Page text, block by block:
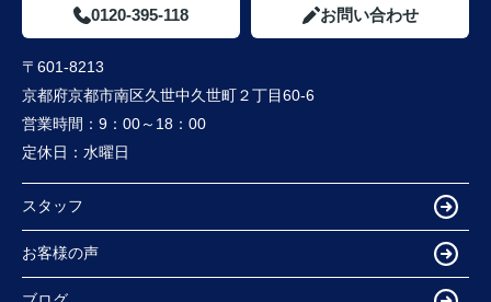
0120-395-118 お問い合わせ
〒601-8213
京都府京都市南区久世中久世町２丁目60-6
営業時間： 9：00～18：00
定休日： 水曜日
スタッフ
お客様の声